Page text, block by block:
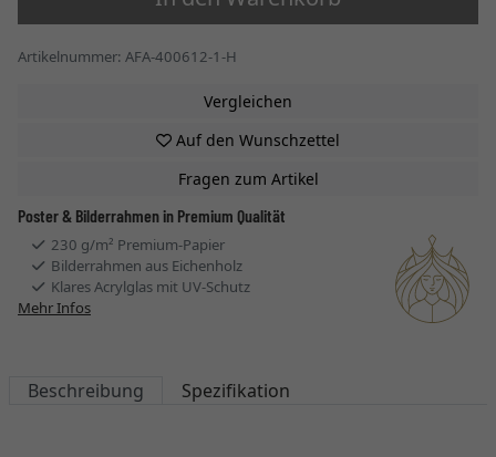
Artikelnummer: AFA-400612-1-H
Vergleichen
Auf den Wunschzettel
Fragen zum Artikel
Poster & Bilderrahmen in Premium Qualität
230 g/m² Premium-Papier
Bilderrahmen aus Eichenholz
Klares Acrylglas mit UV-Schutz
Mehr Infos
Beschreibung Spezifikation